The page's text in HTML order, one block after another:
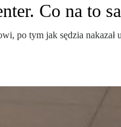
Co na to
po tym jak sędzia